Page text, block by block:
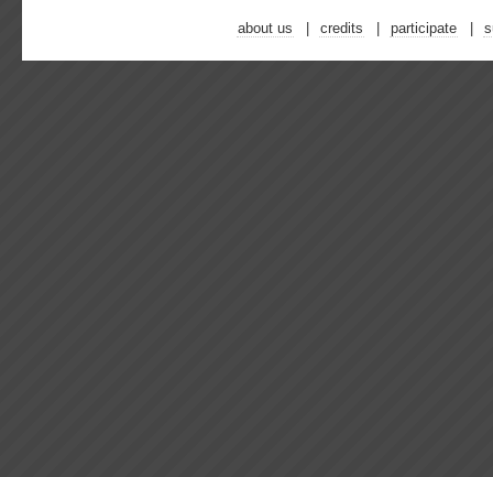
about us credits participate